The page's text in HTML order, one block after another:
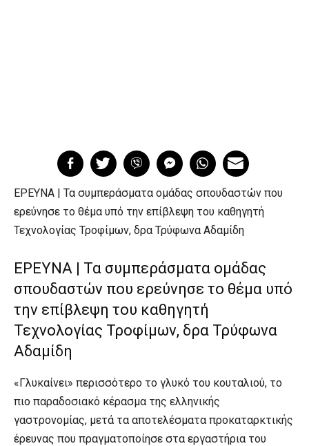
ΕΡΕΥΝΑ | Τα συμπεράσματα ομάδας σπουδαστών που
ερεύνησε το θέμα υπό την επίβλεψη του καθηγητή
Τεχνολογίας Τροφίμων, δρα Τρύφωνα Αδαμίδη
ΕΡΕΥΝΑ | Τα συμπεράσματα ομάδας
σπουδαστών που ερεύνησε το θέμα υπό
την επίβλεψη του καθηγητή
Τεχνολογίας Τροφίμων, δρα Τρύφωνα
Αδαμίδη
«Γλυκαίνει» περισσότερο το γλυκό του κουταλιού, το
πιο παραδοσιακό κέρασμα της ελληνικής
γαστρονομίας, μετά τα αποτελέσματα προκαταρκτικής
έρευνας που πραγματοποίησε στα εργαστήρια του